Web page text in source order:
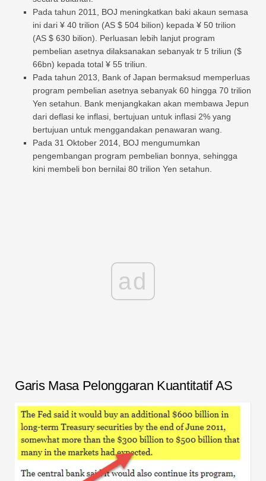
Pada tahun 2011, BOJ meningkatkan baki akaun semasa
ini dari ¥ 40 trilion (AS $ 504 bilion) kepada ¥ 50 trilion
(AS $ 630 bilion). Perluasan lebih lanjut program
pembelian asetnya dilaksanakan sebanyak tr 5 triliun ($
66bn) kepada total ¥ 55 triliun.
Pada tahun 2013, Bank of Japan bermaksud memperluas
program pembelian asetnya sebanyak 60 hingga 70 trilion
Yen setahun. Bank menjangkakan akan membawa Jepun
dari deflasi ke inflasi, bertujuan untuk inflasi 2% yang
bertujuan untuk menggandakan penawaran wang.
Pada 31 Oktober 2014, BOJ mengumumkan
pengembangan program pembelian bonnya, sehingga
kini membeli bon bernilai 80 trilion Yen setahun.
ad
Garis Masa Pelonggaran Kuantitatif AS